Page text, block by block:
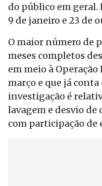
do público em geral.
9 de janeiro e 23 de
O maior número de
meses completos
em meio à Operação
março e que já conta
investigação é
lavagem e desvio
com participação